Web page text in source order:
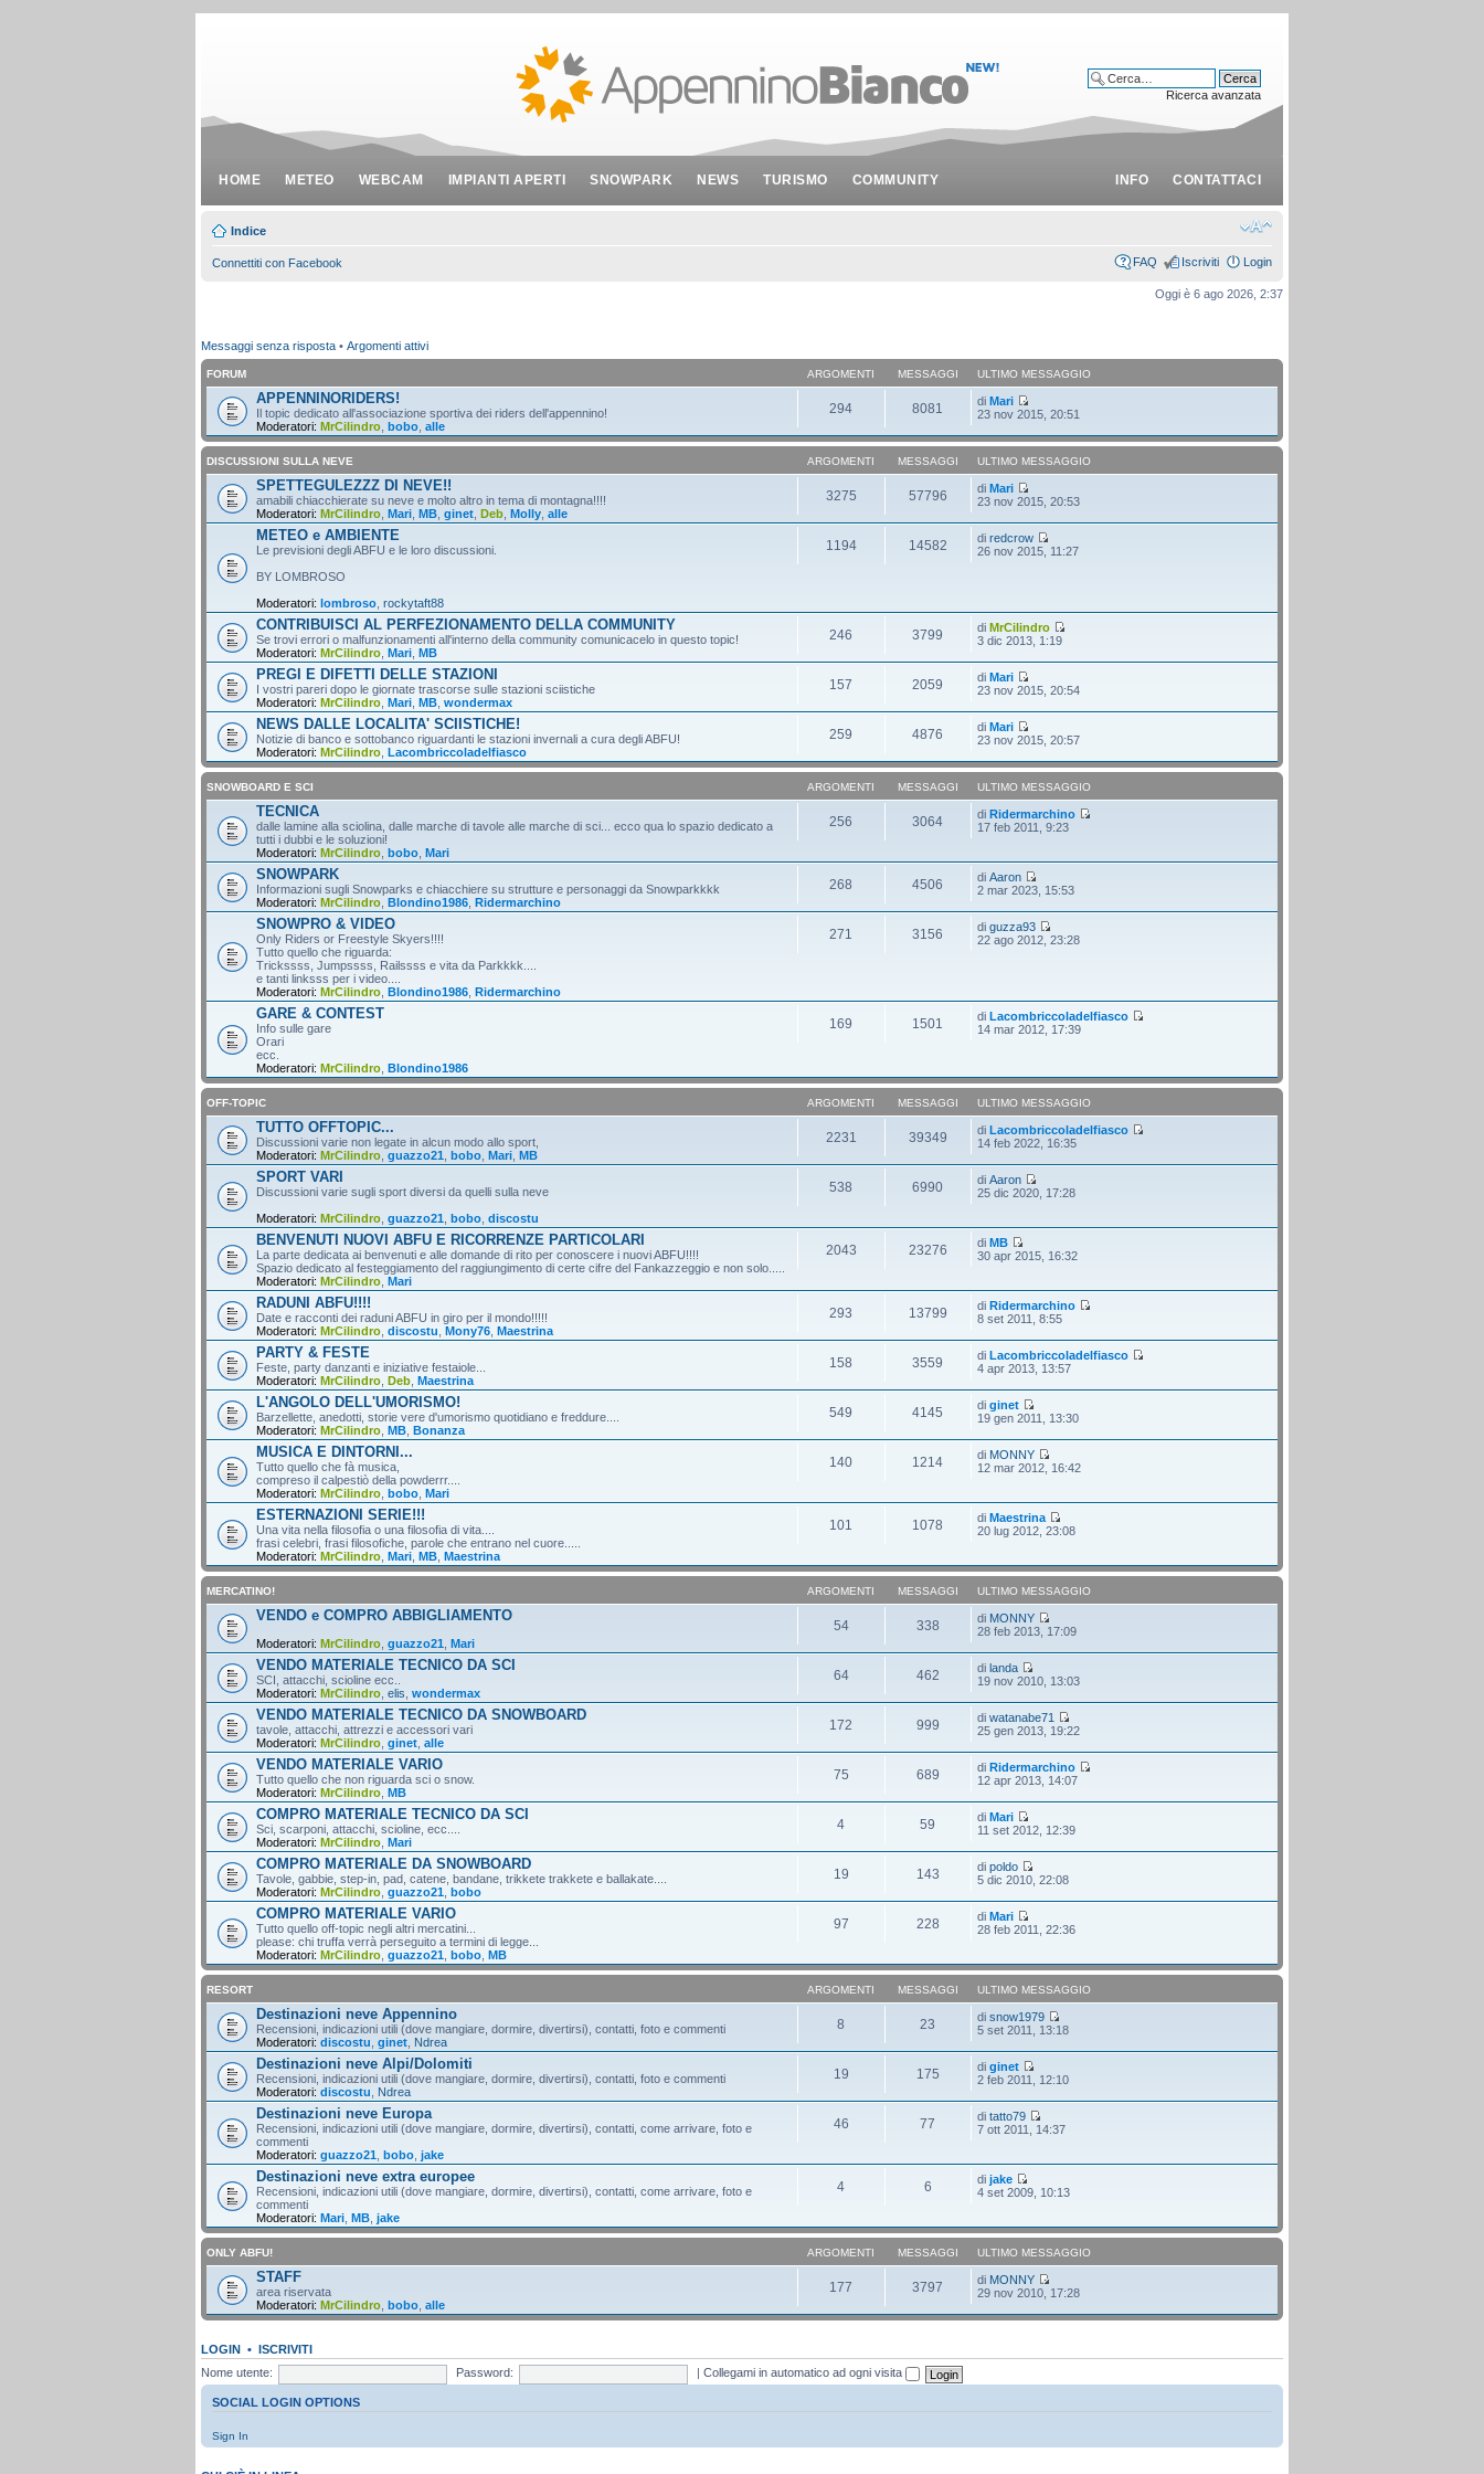
HOME METEO WEBCAM IMPIANTI APERTI SNOWPARK NEWS TURISMO COMMUNITY INFO CONTATTACI
Ricerca avanzata
Indice
Connettiti con Facebook FAQ Iscriviti Login
Oggi è 6 ago 2026, 2:37
Messaggi senza risposta • Argomenti attivi
FORUM ARGOMENTI MESSAGGI ULTIMO MESSAGGIO
APPENNINORIDERS!
Il topic dedicato all'associazione sportiva dei riders dell'appennino!
Moderatori: MrCilindro bobo alle
294 8081 diMari
23 nov 2015, 20:51
DISCUSSIONI SULLA NEVE ARGOMENTI MESSAGGI ULTIMO MESSAGGIO
SPETTEGULEZZZ DI NEVE!!
amabili chiacchierate su neve e molto altro in tema di montagna!!!!
Moderatori: MrCilindro Mari MB ginet Deb Molly alle
3275 57796 diMari
23 nov 2015, 20:53
METEO e AMBIENTE
Le previsioni degli ABFU e le loro discussioni.
BY LOMBROSO
Moderatori: lombroso rockytaft88
1194 14582 diredcrow
26 nov 2015, 11:27
CONTRIBUISCI AL PERFEZIONAMENTO DELLA COMMUNITY
Se trovi errori o malfunzionamenti all'interno della community comunicacelo in questo topic!
Moderatori: MrCilindro Mari MB
246 3799 diMrCilindro
3 dic 2013, 1:19
PREGI E DIFETTI DELLE STAZIONI
I vostri pareri dopo le giornate trascorse sulle stazioni sciistiche
Moderatori: MrCilindro Mari MB wondermax
157 2059 diMari
23 nov 2015, 20:54
NEWS DALLE LOCALITA' SCIISTICHE!
Notizie di banco e sottobanco riguardanti le stazioni invernali a cura degli ABFU!
Moderatori: MrCilindro Lacombriccoladelfiasco
259 4876 diMari
23 nov 2015, 20:57
SNOWBOARD E SCI ARGOMENTI MESSAGGI ULTIMO MESSAGGIO
TECNICA
dalle lamine alla sciolina, dalle marche di tavole alle marche di sci... ecco qua lo spazio dedicato a
tutti i dubbi e le soluzioni!
Moderatori: MrCilindro bobo Mari
256 3064 diRidermarchino
17 feb 2011, 9:23
SNOWPARK
Informazioni sugli Snowparks e chiacchiere su strutture e personaggi da Snowparkkkk
Moderatori: MrCilindro Blondino1986 Ridermarchino
268 4506 diAaron
2 mar 2023, 15:53
SNOWPRO & VIDEO
Only Riders or Freestyle Skyers!!!!
Tutto quello che riguarda:
Trickssss, Jumpssss, Railssss e vita da Parkkkk....
e tanti linksss per i video....
Moderatori: MrCilindro Blondino1986 Ridermarchino
271 3156 diguzza93
22 ago 2012, 23:28
GARE & CONTEST
Info sulle gare
Orari
ecc.
Moderatori: MrCilindro Blondino1986
169 1501 diLacombriccoladelfiasco
14 mar 2012, 17:39
OFF-TOPIC ARGOMENTI MESSAGGI ULTIMO MESSAGGIO
TUTTO OFFTOPIC...
Discussioni varie non legate in alcun modo allo sport,
Moderatori: MrCilindro guazzo21 bobo Mari MB
2231 39349 diLacombriccoladelfiasco
14 feb 2022, 16:35
SPORT VARI
Discussioni varie sugli sport diversi da quelli sulla neve
Moderatori: MrCilindro guazzo21 bobo discostu
538 6990 diAaron
25 dic 2020, 17:28
BENVENUTI NUOVI ABFU E RICORRENZE PARTICOLARI
La parte dedicata ai benvenuti e alle domande di rito per conoscere i nuovi ABFU!!!!
Spazio dedicato al festeggiamento del raggiungimento di certe cifre del Fankazzeggio e non solo.....
Moderatori: MrCilindro Mari
2043 23276 diMB
30 apr 2015, 16:32
RADUNI ABFU!!!!
Date e racconti dei raduni ABFU in giro per il mondo!!!!!
Moderatori: MrCilindro discostu Mony76 Maestrina
293 13799 diRidermarchino
8 set 2011, 8:55
PARTY & FESTE
Feste, party danzanti e iniziative festaiole...
Moderatori: MrCilindro Deb Maestrina
158 3559 diLacombriccoladelfiasco
4 apr 2013, 13:57
L'ANGOLO DELL'UMORISMO!
Barzellette, anedotti, storie vere d'umorismo quotidiano e freddure....
Moderatori: MrCilindro MB Bonanza
549 4145 diginet
19 gen 2011, 13:30
MUSICA E DINTORNI...
Tutto quello che fà musica,
compreso il calpestiò della powderrr....
Moderatori: MrCilindro bobo Mari
140 1214 di MONNY
12 mar 2012, 16:42
ESTERNAZIONI SERIE!!!
Una vita nella filosofia o una filosofia di vita....
frasi celebri, frasi filosofiche, parole che entrano nel cuore.....
Moderatori: MrCilindro Mari MB Maestrina
101 1078 diMaestrina
20 lug 2012, 23:08
MERCATINO! ARGOMENTI MESSAGGI ULTIMO MESSAGGIO
VENDO e COMPRO ABBIGLIAMENTO
Moderatori: MrCilindro guazzo21 Mari
54 338 di MONNY
28 feb 2013, 17:09
VENDO MATERIALE TECNICO DA SCI
SCI, attacchi, scioline ecc..
Moderatori: MrCilindro elis wondermax
64 462 dilanda
19 nov 2010, 13:03
VENDO MATERIALE TECNICO DA SNOWBOARD
tavole, attacchi, attrezzi e accessori vari
Moderatori: MrCilindro ginet alle
172 999 diwatanabe71
25 gen 2013, 19:22
VENDO MATERIALE VARIO
Tutto quello che non riguarda sci o snow.
Moderatori: MrCilindro MB
75 689 diRidermarchino
12 apr 2013, 14:07
COMPRO MATERIALE TECNICO DA SCI
Sci, scarponi, attacchi, scioline, ecc....
Moderatori: MrCilindro Mari
4 59 diMari
11 set 2012, 12:39
COMPRO MATERIALE DA SNOWBOARD
Tavole, gabbie, step-in, pad, catene, bandane, trikkete trakkete e ballakate....
Moderatori: MrCilindro guazzo21 bobo
19 143 dipoldo
5 dic 2010, 22:08
COMPRO MATERIALE VARIO
Tutto quello off-topic negli altri mercatini...
please: chi truffa verrà perseguito a termini di legge...
Moderatori: MrCilindro guazzo21 bobo MB
97 228 diMari
28 feb 2011, 22:36
RESORT ARGOMENTI MESSAGGI ULTIMO MESSAGGIO
Destinazioni neve Appennino
Recensioni, indicazioni utili (dove mangiare, dormire, divertirsi), contatti, foto e commenti
Moderatori: discostu ginet Ndrea
8 23 disnow1979
5 set 2011, 13:18
Destinazioni neve Alpi/Dolomiti
Recensioni, indicazioni utili (dove mangiare, dormire, divertirsi), contatti, foto e commenti
Moderatori: discostu Ndrea
19 175 diginet
2 feb 2011, 12:10
Destinazioni neve Europa
Recensioni, indicazioni utili (dove mangiare, dormire, divertirsi), contatti, come arrivare, foto e
commenti
Moderatori: guazzo21 bobo jake
46 77 ditatto79
7 ott 2011, 14:37
Destinazioni neve extra europee
Recensioni, indicazioni utili (dove mangiare, dormire, divertirsi), contatti, come arrivare, foto e
commenti
Moderatori: Mari MB jake
4 6 dijake
4 set 2009, 10:13
ONLY ABFU! ARGOMENTI MESSAGGI ULTIMO MESSAGGIO
STAFF
area riservata
Moderatori: MrCilindro bobo alle
177 3797 di MONNY
29 nov 2010, 17:28
LOGIN • ISCRIVITI
Nome utente:
Password: Collegami in automatico ad ogni visita
SOCIAL LOGIN OPTIONS
Sign In